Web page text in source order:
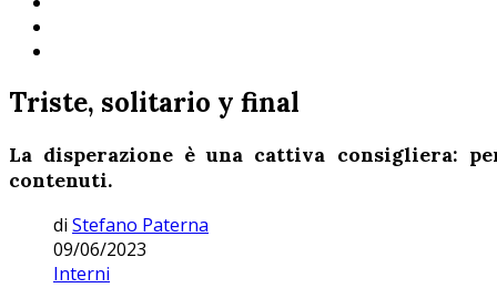
Triste, solitario y final
La disperazione è una cattiva consigliera:
contenuti.
di Stefano Paterna
09/06/2023
Interni